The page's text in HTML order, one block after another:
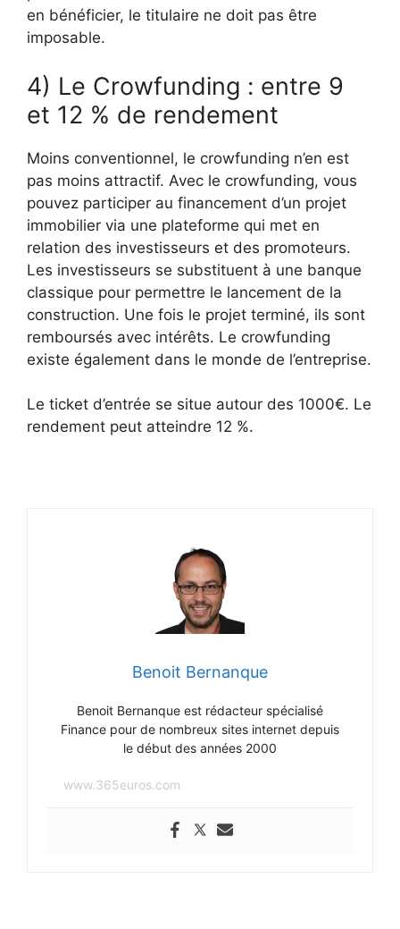
en bénéficier, le titulaire ne doit pas être
imposable.
4) Le Crowfunding : entre 9
et 12 % de rendement
Moins conventionnel, le crowfunding n’en est
pas moins attractif. Avec le crowfunding, vous
pouvez participer au financement d’un projet
immobilier via une plateforme qui met en
relation des investisseurs et des promoteurs.
Les investisseurs se substituent à une banque
classique pour permettre le lancement de la
construction. Une fois le projet terminé, ils sont
remboursés avec intérêts. Le crowfunding
existe également dans le monde de l’entreprise.
Le ticket d’entrée se situe autour des 1000€. Le
rendement peut atteindre 12 %.
Benoit Bernanque
Benoit Bernanque est rédacteur spécialisé
Finance pour de nombreux sites internet depuis
le début des années 2000
www.365euros.com